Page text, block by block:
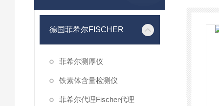
德国菲希尔FISCHER
菲希尔测厚仪
铁素体含量检测仪
菲希尔代理Fischer代理